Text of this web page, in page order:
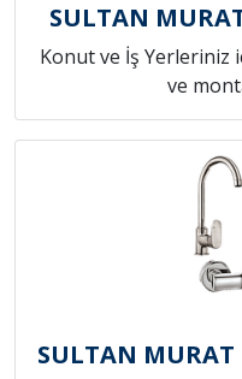
SULTAN
Konut ve İş Yerleriniz
ve
SULTAN MURAT